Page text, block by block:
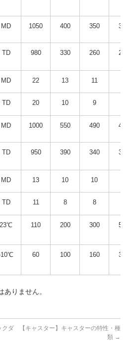
MD 1050 400 350
TD 980 330 260
MD 22 13 11
TD 20 10 9
MD 1000 550 490
TD 950 390 340
MD 13 10 10
TD 11 8 8
23℃ 110 200 300
10℃ 60 100 160
りません。
クダ
【キャスター】キャスターの特性・種
類 →